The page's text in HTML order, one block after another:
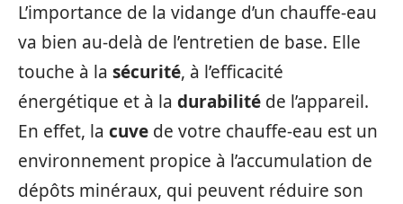
L’importance de la vidange d’un chauffe-eau
va bien au-delà de l’entretien de base. Elle
touche à la sécurité, à l’efficacité
énergétique et à la durabilité de l’appareil.
En effet, la cuve de votre chauffe-eau est un
environnement propice à l’accumulation de
dépôts minéraux, qui peuvent réduire son